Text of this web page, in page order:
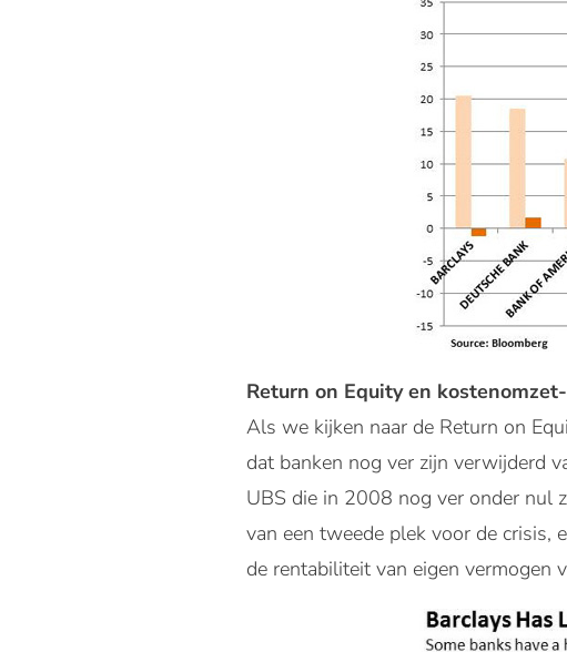
Return on Equity en
Als we kijken naar de Return on
dat banken nog ver zijn verwijderd
UBS die in 2008 nog ver onder nul
van een tweede plek voor de crisis,
de rentabiliteit van eigen vermogen